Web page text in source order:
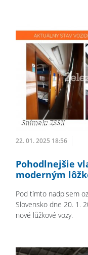
22. 01. 2025 18:56
Pohodlnejšie
moderným
Pod tímto nadpisem
Slovensko dne 20. 1.
nové lůžkové vozy.